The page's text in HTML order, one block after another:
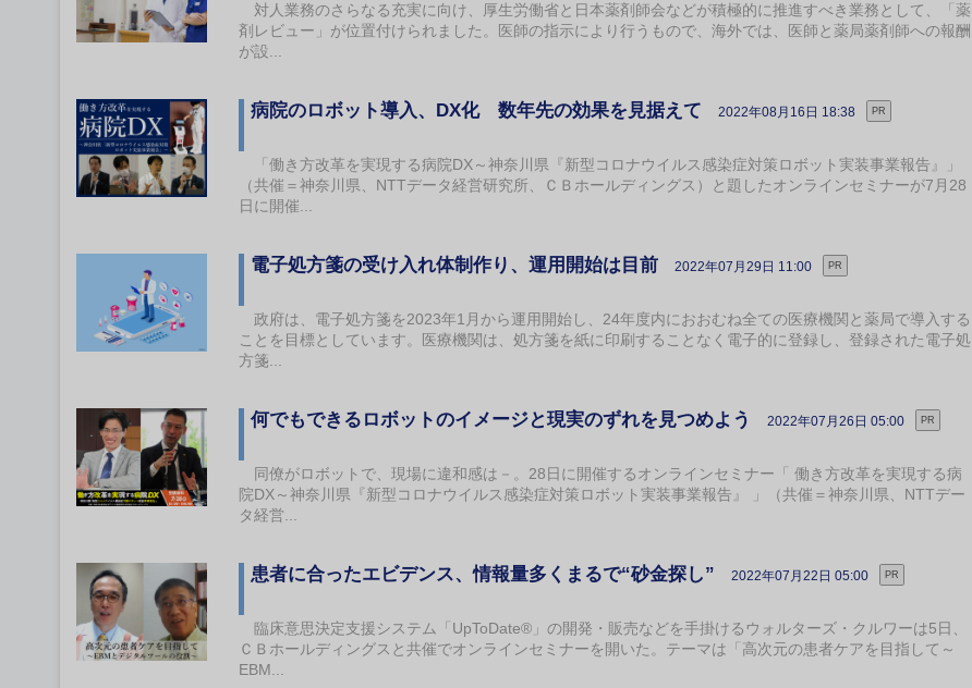
対人業務のさらなる充実に向け、厚生労働省と日本薬剤師会などが積極的に推進すべき業務として、「薬
剤レビュー」が位置付けられました。医師の指示により行うもので、海外では、医師と薬局薬剤師への報酬
が設...
病院のロボット導入、DX化 数年先の効果を見据えて 2022年08月16日 18:38 PR
「働き方改革を実現する病院DX～神奈川県『新型コロナウイルス感染症対策ロボット実装事業報告』」
（共催＝神奈川県、NTTデータ経営研究所、ＣＢホールディングス）と題したオンラインセミナーが7月28
日に開催...
電子処方箋の受け入れ体制作り、運用開始は目前 2022年07月29日 11:00 PR
政府は、電子処方箋を2023年1月から運用開始し、24年度内におおむね全ての医療機関と薬局で導入する
ことを目標としています。医療機関は、処方箋を紙に印刷することなく電子的に登録し、登録された電子処
方箋...
何でもできるロボットのイメージと現実のずれを見つめよう 2022年07月26日 05:00 PR
同僚がロボットで、現場に違和感は－。28日に開催するオンラインセミナー「 働き方改革を実現する病
院DX～神奈川県『新型コロナウイルス感染症対策ロボット実装事業報告』 」（共催＝神奈川県、NTTデー
タ経営...
患者に合ったエビデンス、情報量多くまるで“砂金探し” 2022年07月22日 05:00 PR
臨床意思決定⽀援システム「UpToDate®」の開発・販売などを⼿掛けるウォルターズ・クルワーは5日、
ＣＢホールディングスと共催でオンラインセミナーを開いた。テーマは「高次元の患者ケアを目指して～
EBM...